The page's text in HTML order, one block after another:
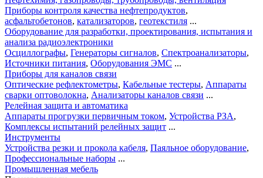
Приборы контроля качества нефтепродуктов,
асфальтобетонов, катализаторов, геотекстиля ...
Оборудование для разработки, проектирования, испытания и
анализа радиоэлектроники
Осциллографы, Генераторы сигналов, Спектроанализаторы,
Источники питания, Оборудования ЭМС ...
Приборы для каналов связи
Оптические рефлектометры, Кабельные тестеры, Аппараты
сварки оптоволокна, Анализаторы каналов связи ...
Релейная защита и автоматика
Аппараты прогрузки первичным током, Устройства РЗА,
Комплексы испытаний релейных защит ...
Инструменты
Устройства резки и прокола кабеля, Паяльное оборудование,
Профессиональные наборы ...
Промышленная мебель